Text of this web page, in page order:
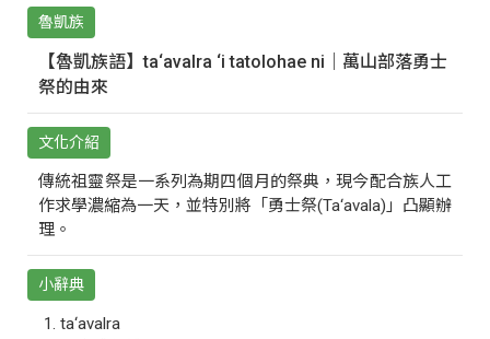
魯凱族
【魯凱族語】ta‘avalra ‘i tatolohae ni｜萬山部落勇士
祭的由來
文化介紹
傳統祖靈祭是一系列為期四個月的祭典，現今配合族人工
作求學濃縮為一天，並特別將「勇士祭(Ta‘avala)」凸顯辦
理。
小辭典
ta‘avalra